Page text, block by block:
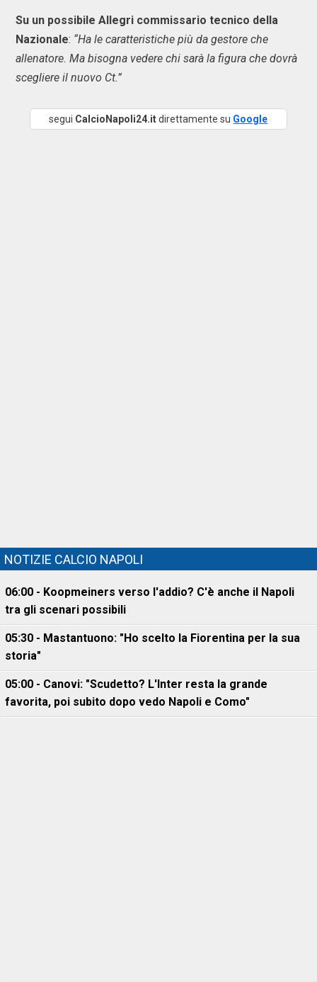
Su un possibile Allegri commissario tecnico della
Nazionale: “Ha le caratteristiche più da gestore che
allenatore. Ma bisogna vedere chi sarà la figura che dovrà
scegliere il nuovo Ct.”
segui CalcioNapoli24.itdirettamente su Google
NOTIZIE CALCIO NAPOLI
06:00 - Koopmeiners verso l'addio? C'è anche il Napoli
tra gli scenari possibili
05:30 - Mastantuono: "Ho scelto la Fiorentina per la sua
storia"
05:00 - Canovi: "Scudetto? L'Inter resta la grande
favorita, poi subito dopo vedo Napoli e Como"